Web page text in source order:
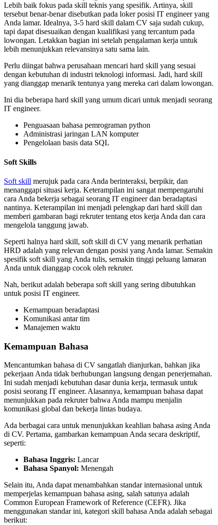
Lebih baik fokus pada skill teknis yang spesifik. Artinya, skill
tersebut benar-benar disebutkan pada loker posisi IT engineer yang
Anda lamar. Idealnya, 3-5 hard skill dalam CV saja sudah cukup,
tapi dapat disesuaikan dengan kualifikasi yang tercantum pada
lowongan. Letakkan bagian ini setelah pengalaman kerja untuk
lebih menunjukkan relevansinya satu sama lain.
Perlu diingat bahwa perusahaan mencari hard skill yang sesuai
dengan kebutuhan di industri teknologi informasi. Jadi, hard skill
yang dianggap menarik tentunya yang mereka cari dalam lowongan.
Ini dia beberapa hard skill yang umum dicari untuk menjadi seorang
IT engineer.
Penguasaan bahasa pemrograman python
Administrasi jaringan LAN komputer
Pengelolaan basis data SQL
Soft Skills
Soft skill merujuk pada cara Anda berinteraksi, berpikir, dan
menanggapi situasi kerja. Keterampilan ini sangat mempengaruhi
cara Anda bekerja sebagai seorang IT engineer dan beradaptasi
nantinya. Keterampilan ini menjadi pelengkap dari hard skill dan
memberi gambaran bagi rekruter tentang etos kerja Anda dan cara
mengelola tanggung jawab.
Seperti halnya hard skill, soft skill di CV yang menarik perhatian
HRD adalah yang relevan dengan posisi yang Anda lamar. Semakin
spesifik soft skill yang Anda tulis, semakin tinggi peluang lamaran
Anda untuk dianggap cocok oleh rekruter.
Nah, berikut adalah beberapa soft skill yang sering dibutuhkan
untuk posisi IT engineer.
Kemampuan beradaptasi
Komunikasi antar tim
Manajemen waktu
Kemampuan Bahasa
Mencantumkan bahasa di CV sangatlah dianjurkan, bahkan jika
pekerjaan Anda tidak berhubungan langsung dengan penerjemahan.
Ini sudah menjadi kebutuhan dasar dunia kerja, termasuk untuk
posisi seorang IT engineer. Alasannya, kemampuan bahasa dapat
menunjukkan pada rekruter bahwa Anda mampu menjalin
komunikasi global dan bekerja lintas budaya.
Ada berbagai cara untuk menunjukkan keahlian bahasa asing Anda
di CV. Pertama, gambarkan kemampuan Anda secara deskriptif,
seperti:
Bahasa Inggris: Lancar
Bahasa Spanyol: Menengah
Selain itu, Anda dapat menambahkan standar internasional untuk
memperjelas kemampuan bahasa asing, salah satunya adalah
Common European Framework of Reference (CEFR). Jika
menggunakan standar ini, kategori skill bahasa Anda adalah sebagai
berikut: